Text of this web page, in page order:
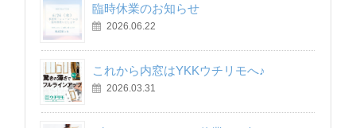
臨時休業のお知らせ
2026.06.22
これから内窓はYKKウチリモへ♪
2026.03.31